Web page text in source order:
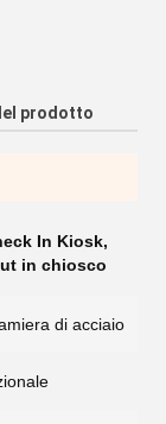
prodotto
In Kiosk,
in chiosco
di acciaio